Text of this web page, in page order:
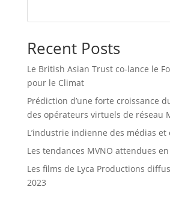
Recent Posts
Le British Asian Trust co-lance le
pour le Climat
Prédiction d’une forte croissance
des opérateurs virtuels de réseau
L’industrie indienne des médias
Les tendances MVNO attendues en
Les films de Lyca Productions
2023